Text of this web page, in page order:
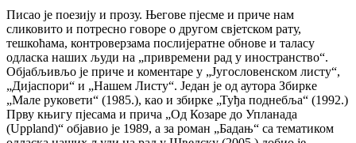
Писао је поезију и прозу. Његове пјесме и приче нам
сликовито и потресно говоре о другом свјетском рату,
тешкоћама, контроверзама послијератне обнове и таласу
одласка наших људи на „привремени рад у иностранство“.
Објабљивљо је приче и коментаре у „Југословенском листу“,
„Дијаспори“ и „Нашем Листу“. Један је од аутора Збирке
„Мале руковети“ (1985.), као и збирке „Туђа поднебља“ (1992.)
Прву књигу пјесама и прича „Од Козаре до Упланада
(Uppland)“ објавио је 1989, а за роман „Бадањ“ са тематиком